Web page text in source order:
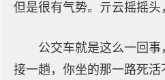
但是很有气势。亓云摇摇头
公交车就是这么一回
接一趟，你坐的那一路死